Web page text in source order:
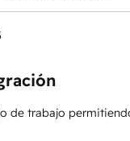
de trabajo